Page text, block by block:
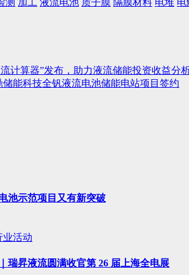
测 加工 液流电池 质子膜 隔膜材料 电堆 电
计算器”发布，助力液流储能投资收益分
储能科技全钒液流电池储能电站项目签约
池示范项目又有新突破
业活动
瑞昇液流圆满收官第 26 届上海全电展